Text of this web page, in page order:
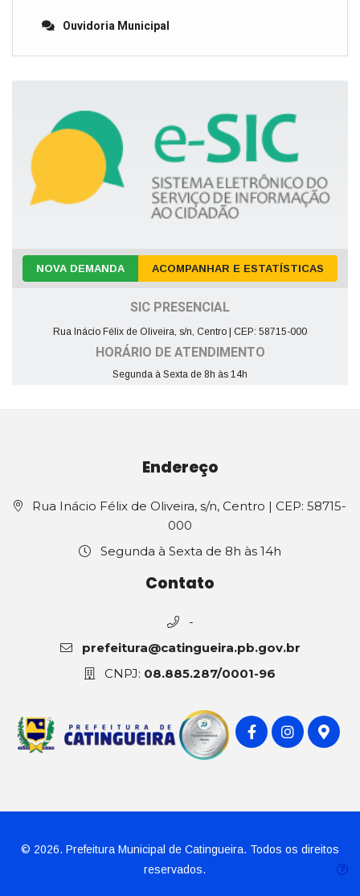
Ouvidoria Municipal
NOVA DEMANDA ACOMPANHAR E ESTATÍSTICAS
SIC PRESENCIAL
Rua Inácio Félix de Oliveira, s/n, Centro | CEP: 58715-000
HORÁRIO DE ATENDIMENTO
Segunda à Sexta de 8h às 14h
Endereço
Rua Inácio Félix de Oliveira, s/n, Centro | CEP: 58715-
000
Segunda à Sexta de 8h às 14h
Contato
-
prefeitura@catingueira.pb.gov.br
CNPJ: 08.885.287/0001-96
© 2026. Prefeitura Municipal de Catingueira. Todos os direitos
reservados.